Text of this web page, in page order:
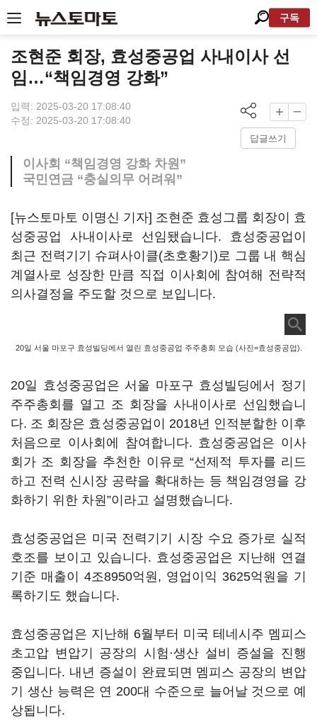
구독
조현준 회장, 효성중공업 사내이사 선
임…“책임경영 강화”
입력: 2025-03-20 17:08:40
수정: 2025-03-20 17:08:40
답글쓰기
이사회 “책임경영 강화 차원”
국민연금 “충실의무 어려워”
[뉴스토마토 이명신 기자] 조현준 효성그룹 회장이 효
성중공업 사내이사로 선임됐습니다. 효성중공업이
최근 전력기기 슈펴사이클(초호황기)로 그룹 내 핵심
계열사로 성장한 만큼 직접 이사회에 참여해 전략적
의사결정을 주도할 것으로 보입니다.
20일 서울 마포구 효성빌딩에서 열린 효성중공업 주주총회 모습 (사진=효성중공업).
20일 효성중공업은 서울 마포구 효성빌딩에서 정기
주주총회를 열고 조 회장을 사내이사로 선임했습니
다. 조 회장은 효성중공업이 2018년 인적분할한 이후
처음으로 이사회에 참여합니다. 효성중공업은 이사
회가 조 회장을 추천한 이유로 “선제적 투자를 리드
하고 전력 신시장 공략을 확대하는 등 책임경영을 강
화하기 위한 차원”이라고 설명했습니다.
효성중공업은 미국 전력기기 시장 수요 증가로 실적
호조를 보이고 있습니다. 효성중공업은 지난해 연결
기준 매출이 4조8950억원, 영업이익 3625억원을 기
록하기도 했습니다.
효성중공업은 지난해 6월부터 미국 테네시주 멤피스
초고압 변압기 공장의 시험·생산 설비 증설을 진행
중입니다. 내년 증설이 완료되면 멤피스 공장의 변압
기 생산 능력은 연 200대 수준으로 늘어날 것으로 예
상됩니다.